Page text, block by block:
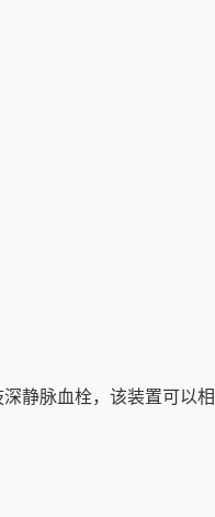
静脉血栓，该装置可以相